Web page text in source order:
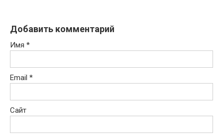
Добавить комментарий
Имя *
Email *
Сайт